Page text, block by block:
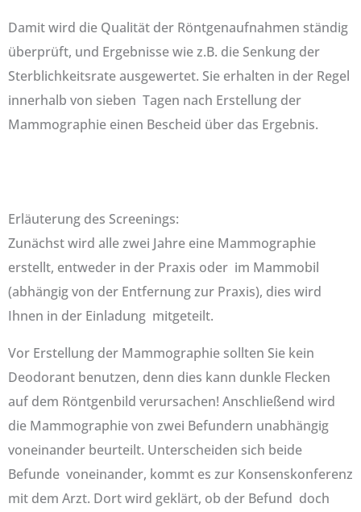
Damit wird die Qualität der Röntgenaufnahmen ständig
überprüft, und Ergebnisse wie z.B. die Senkung der
Sterblichkeitsrate ausgewertet. Sie erhalten in der Regel
innerhalb von sieben Tagen nach Erstellung der
Mammographie einen Bescheid über das Ergebnis.
Erläuterung des Screenings:
Zunächst wird alle zwei Jahre eine Mammographie
erstellt, entweder in der Praxis oder im Mammobil
(abhängig von der Entfernung zur Praxis), dies wird
Ihnen in der Einladung mitgeteilt.
Vor Erstellung der Mammographie sollten Sie kein
Deodorant benutzen, denn dies kann dunkle Flecken
auf dem Röntgenbild verursachen! Anschließend wird
die Mammographie von zwei Befundern unabhängig
voneinander beurteilt. Unterscheiden sich beide
Befunde voneinander, kommt es zur Konsenskonferenz
mit dem Arzt. Dort wird geklärt, ob der Befund doch